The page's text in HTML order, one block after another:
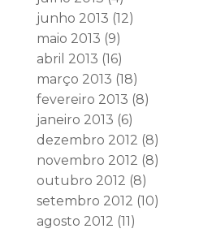
junho 2013 (12)
maio 2013 (9)
abril 2013 (16)
março 2013 (18)
fevereiro 2013 (8)
janeiro 2013 (6)
dezembro 2012 (8)
novembro 2012 (8)
outubro 2012 (8)
setembro 2012 (10)
agosto 2012 (11)